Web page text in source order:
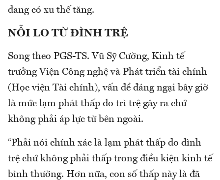
đang có xu thế tăng.
NỖI LO TỪ ĐÌNH TRỆ
Song theo PGS-TS. Vũ Sỹ Cường, Kinh tế
trưởng Viện Công nghệ và Phát triển tài chính
(Học viện Tài chính), vấn đề đáng ngại bây giờ
là mức lạm phát thấp do trì trệ gây ra chứ
không phải áp lực từ bên ngoài.
“Phải nói chính xác là lạm phát thấp do đình
trệ chứ không phải thấp trong điều kiện kinh tế
bình thường. Hơn nữa, con số thấp này là đã